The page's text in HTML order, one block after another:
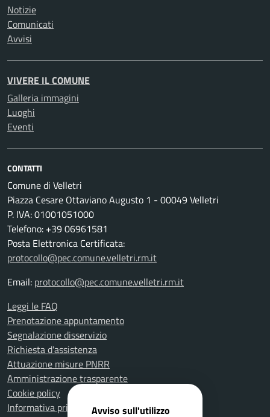
Notizie
Comunicati
Avvisi
VIVERE IL COMUNE
Galleria immagini
Luoghi
Eventi
CONTATTI
Comune di Velletri
Piazza Cesare Ottaviano Augusto 1 - 00049 Velletri
P. IVA: 01001051000
Telefono: +39 06961581
Posta Elettronica Certificata:
protocollo@pec.comune.velletri.rm.it
Email: protocollo@pec.comune.velletri.rm.it
Leggi le FAQ
Prenotazione appuntamento
Segnalazione disservizio
Richiesta d'assistenza
Attuazione misure PNRR
Amministrazione trasparente
Cookie policy
Informativa privacy
Avviso sull'utilizzo